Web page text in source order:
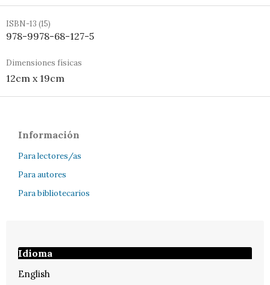
ISBN-13 (15)
978-9978-68-127-5
Dimensiones físicas
12cm x 19cm
Información
Para lectores/as
Para autores
Para bibliotecarios
Idioma
English